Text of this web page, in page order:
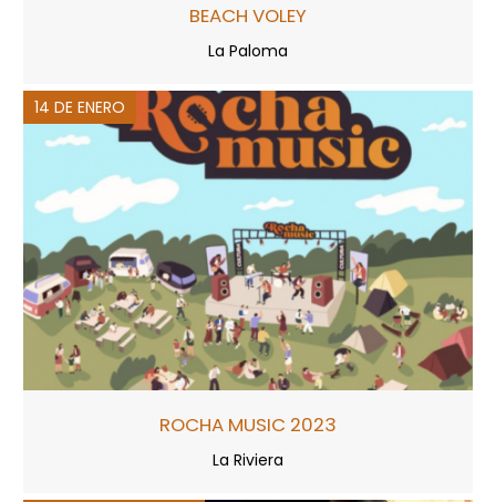
BEACH VOLEY
La Paloma
14 DE ENERO
ROCHA MUSIC 2023
La Riviera